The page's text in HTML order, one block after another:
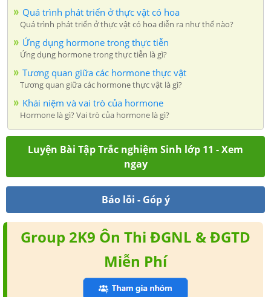
Quá trình phát triển ở thực vật có hoa
Quá trình phát triển ở thực vật có hoa diễn ra như thế nào?
Ứng dụng hormone trong thực tiễn
Ứng dụng hormone trong thực tiễn là gì?
Tương quan giữa các hormone thực vật
Tương quan giữa các hormone thực vật là gì?
Khái niệm và vai trò của hormone
Hormone là gì? Vai trò của hormone là gì?
Luyện Bài Tập Trắc nghiệm Sinh lớp 11 - Xem
ngay
Báo lỗi - Góp ý
Group 2K9 Ôn Thi ĐGNL & ĐGTD
Miễn Phí